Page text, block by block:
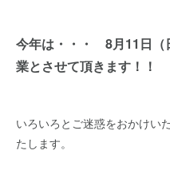
今年は・・・ 8月11日
業とさせて頂きます！！
いろいろとご迷惑をおかけい
たします。